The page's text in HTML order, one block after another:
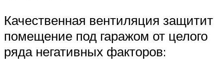
Качественная вентиляция защитит
помещение под гаражом от целого
ряда негативных факторов: